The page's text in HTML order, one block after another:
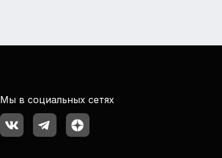
Мы в социальных сетях